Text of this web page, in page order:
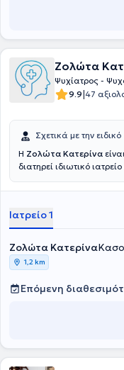
Ζολώτα
Ψυχίατρος -
9.9|47
Σχετικά με την ειδικό
Η Ζολώτα Κατερίνα
διατηρεί ιδιωτικό
Αθηνών λαμβάνοντας
στην Ψυχιατρική αρχικά
Νοσοκομείο - Κέντρο
την ειδικότητα στο
πλαίσιο απόκτησης της
στην κλινική οξέων
και στην
ψυχιατρική στο Κέντρο
401 Γενικό Στρατιωτικό
Ιατρείο 1
Ζολώτα Κατερίνα
1,2 km
Επόμενη